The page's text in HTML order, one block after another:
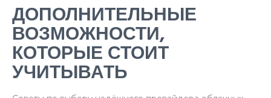
ДОПОЛНИТЕЛЬНЫЕ
ВОЗМОЖНОСТИ,
КОТОРЫЕ СТОИТ
УЧИТЫВАТЬ